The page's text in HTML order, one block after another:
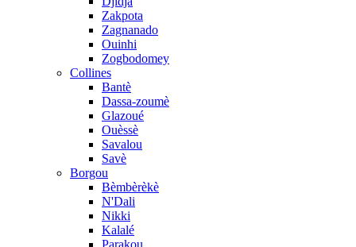
Zakpota
Zagnanado
Ouinhi
Zogbodomey
Collines
Bantè
Dassa-zoumè
Glazoué
Ouèssè
Savalou
Savè
Borgou
Bèmbèrèkè
N'Dali
Nikki
Kalalé
Parakou